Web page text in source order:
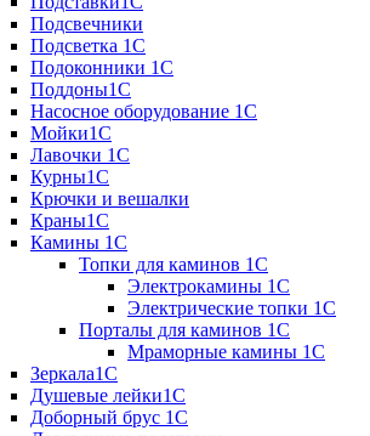
Подсвечники
Подсветка 1С
Подоконники 1С
Поддоны1С
Насосное оборудование 1С
Мойки1С
Лавочки 1С
Курны1С
Крючки и вешалки
Краны1С
Камины 1C
Топки для каминов 1C
Электрокамины 1С
Электрические топки 1C
Порталы для каминов 1С
Мраморные камины 1C
Зеркала1С
Душевые лейки1С
Доборный брус 1С